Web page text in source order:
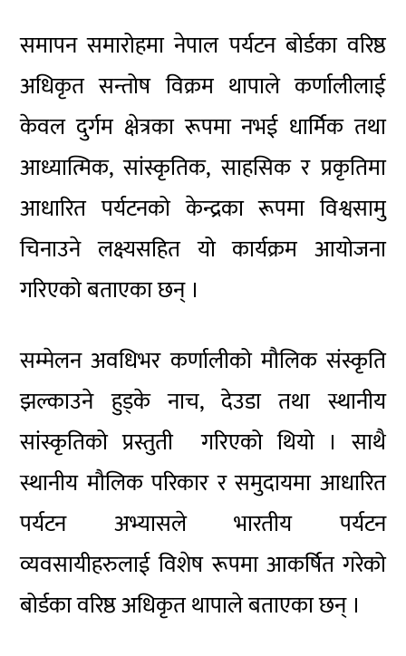
समापन समारोहमा नेपाल पर्यटन बोर्डका वरिष्ठ
अधिकृत सन्तोष विक्रम थापाले कर्णालीलाई
केवल दुर्गम क्षेत्रका रूपमा नभई धार्मिक तथा
आध्यात्मिक, सांस्कृतिक, साहसिक र प्रकृतिमा
आधारित पर्यटनको केन्द्रका रूपमा विश्वसामु
चिनाउने लक्ष्यसहित यो कार्यक्रम आयोजना
गरिएको बताएका छन् ।
सम्मेलन अवधिभर कर्णालीको मौलिक संस्कृति
झल्काउने हुड्के नाच, देउडा तथा स्थानीय
सांस्कृतिको प्रस्तुती गरिएको थियो । साथै
स्थानीय मौलिक परिकार र समुदायमा आधारित
पर्यटन अभ्यासले भारतीय पर्यटन
व्यवसायीहरुलाई विशेष रूपमा आकर्षित गरेको
बोर्डका वरिष्ठ अधिकृत थापाले बताएका छन् ।